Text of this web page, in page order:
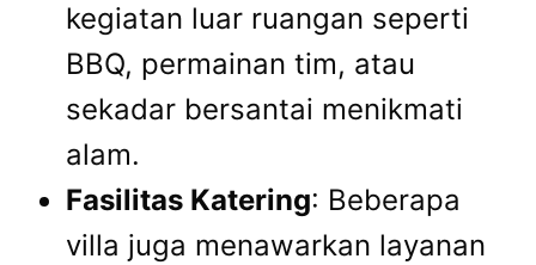
kegiatan luar ruangan seperti
BBQ, permainan tim, atau
sekadar bersantai menikmati
alam.
Fasilitas Katering: Beberapa
villa juga menawarkan layanan